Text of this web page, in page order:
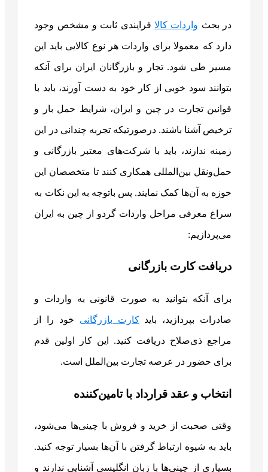
در بحث واردات کالافرایندی ثابت و مشخص وجود
دارد که معمولا برای واردات هر نوع کالایی باید این
مسیر طی شود. تجار و بازرگانان ایران برای آنکه
بتوانند سود خوبی از کار خود به دست آورند، باید با
قوانین تجارت در چین و ایران، شرایط حمل بار و
ترخیص آشنا باشند. درصورتیکه تجربه چندانی در این
زمینه ندارند، باید با شرکت‌های معتبر بازرگانی و
حمل‌ونقل بین‌المللی همکاری کنند تا متخصصان این
حوزه به آن‌ها کمک نمایند. پس باتوجه به این نکات به
سراغ معرفی مراحل واردات گردو از چین به ایران
می‌پردازیم:
دریافت کارت بازرگانی
برای آنکه بتوانید به صورت قانونی به واردات و
صادرات بپردازید، بایدکارت بازرگانی خود را از
مراجع ذی‌صلاح دریافت کنید. این کار اولین قدم
برای حضور در عرصه تجارت بین‌الملل است.
انتخاب و عقد قرارداد با تامین‌کننده
وقتی صحبت از خرید و فروش با چینی‌ها می‌شود،
باید به شیوه ارتباط گرفتن با آن‌ها بسیار توجه کنید.
بسیاری از چینی‌ها با زبان انگلیسی آشنایی ندارند و